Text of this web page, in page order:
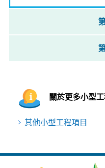
關於更多小型
其他小型工程項目